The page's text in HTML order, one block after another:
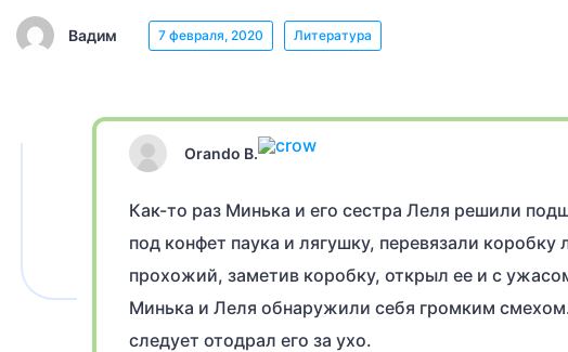
Вадим 7 февраля, 2020 Литература
Orando B.
Как-то раз Минька и его сестра Леля решили
под конфет паука и лягушку, перевязали
прохожий, заметив коробку, открыл ее и с
Минька и Леля обнаружили себя громким
следует отодрал его за ухо.